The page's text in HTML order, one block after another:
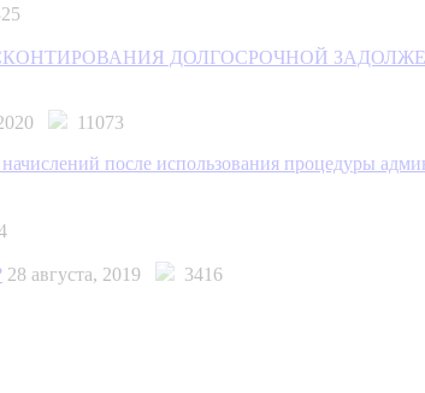
ДОЛГОСРОЧНОЙ
11073
после использования процедуры
28 августа, 2019 3416